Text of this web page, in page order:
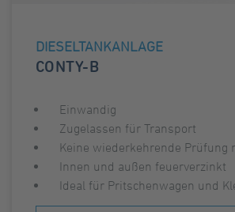
DIESELTANKANLAGE
CONTY-B
Einwandig
Zugelassen für Transport
Keine wiederkehrende Prüfung
Innen und außen feuerverzinkt
Ideal für Pritschenwagen und